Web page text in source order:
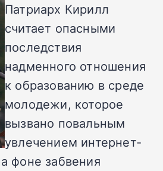
Патриарх Кирилл
считает опасными
последствия
надменного отношения
к образованию в среде
молодежи, которое
вызвано повальным
увлечением интернет-
фоне забвения